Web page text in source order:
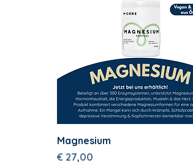
Magnesium
Preis
€ 27,00